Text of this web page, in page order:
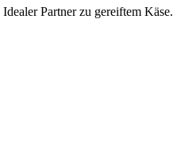
Partner zu gereiftem Käse.